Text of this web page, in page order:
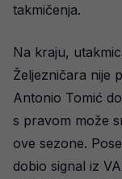
takmičenja.
Na kraju,
Željezničara nije
Antonio Tomić
s pravom može
ove sezone.
dobio signal iz